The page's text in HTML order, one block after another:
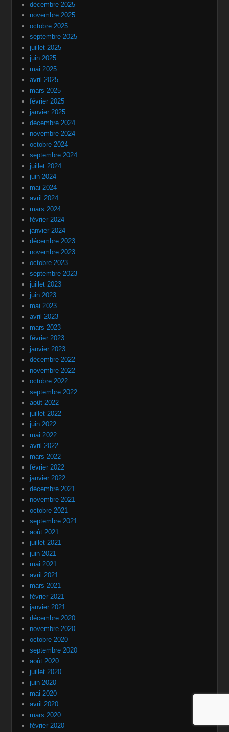
décembre 2025
novembre 2025
octobre 2025
septembre 2025
juillet 2025
juin 2025
mai 2025
avril 2025
mars 2025
février 2025
janvier 2025
décembre 2024
novembre 2024
octobre 2024
septembre 2024
juillet 2024
juin 2024
mai 2024
avril 2024
mars 2024
février 2024
janvier 2024
décembre 2023
novembre 2023
octobre 2023
septembre 2023
juillet 2023
juin 2023
mai 2023
avril 2023
mars 2023
février 2023
janvier 2023
décembre 2022
novembre 2022
octobre 2022
septembre 2022
août 2022
juillet 2022
juin 2022
mai 2022
avril 2022
mars 2022
février 2022
janvier 2022
décembre 2021
novembre 2021
octobre 2021
septembre 2021
août 2021
juillet 2021
juin 2021
mai 2021
avril 2021
mars 2021
février 2021
janvier 2021
décembre 2020
novembre 2020
octobre 2020
septembre 2020
août 2020
juillet 2020
juin 2020
mai 2020
avril 2020
mars 2020
février 2020